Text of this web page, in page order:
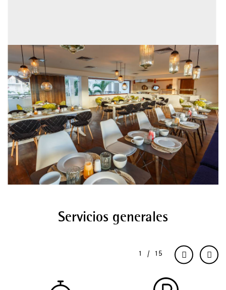
Servicios generales